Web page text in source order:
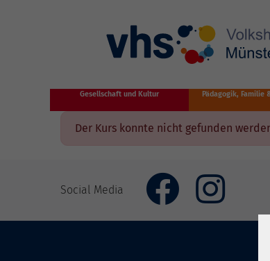
Gesellschaft und Kultur Pädagogik, Familie
Der Kurs konnte nicht gefunden
Social Media